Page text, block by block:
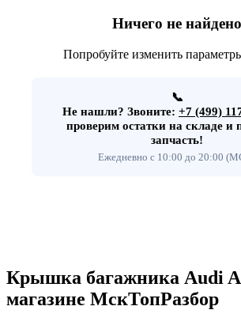
Ничего не найдено
Попробуйте изменить
📞
Не нашли? Звоните: +7 (499)
проверим остатки на складе и
запчасть!
Ежедневно с 10:00 до 20:00
Крышка багажника Audi
магазине МскТопРазбор